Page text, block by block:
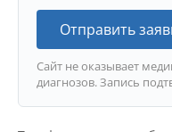
Отправить
Сайт не оказывает
диагнозов. Запись